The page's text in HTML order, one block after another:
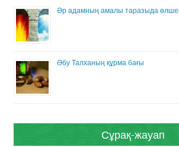
Әр адамның амалы таразыда
Әбу Талханың құрма бағы
Сұрақ-жауап